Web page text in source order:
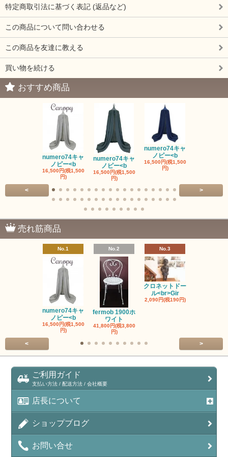
特定商取引法に基づく表記 (返品など)
この商品について問い合わせる
この商品を友達に教える
買い物を続ける
おすすめ商品
numero74キャ
ノピー<b
16,500円(税1,500
円)
numero74キャ
ノピー<b
16,500円(税1,500
円)
numero74キャ
ノピー<b
16,500円(税1,500
円)
< >
売れ筋商品
No.1
numero74キャ
ノピー<b
16,500円(税1,500
円)
No.2
fermob 1900ホ
ワイト
41,800円(税3,800
円)
No.3
クロネットドー
ル<br>Gir
2,090円(税190円)
< >
ご利用ガイド
支払い方法 / 配送方法 / 会社概要
店長について
ショップブログ
お問い合せ